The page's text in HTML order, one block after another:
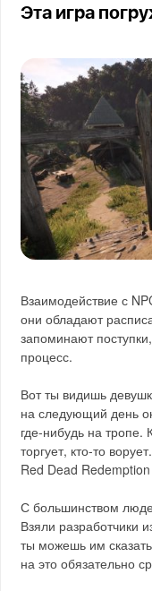
Эта игра
Взаимодействие с
они обладают
запоминают
процесс.
Вот ты видишь
на следующий день
где-нибудь на тропе.
торгует, кто-то
Red Dead
С большинством
Взяли разработчики
ты можешь им
на это обязательно